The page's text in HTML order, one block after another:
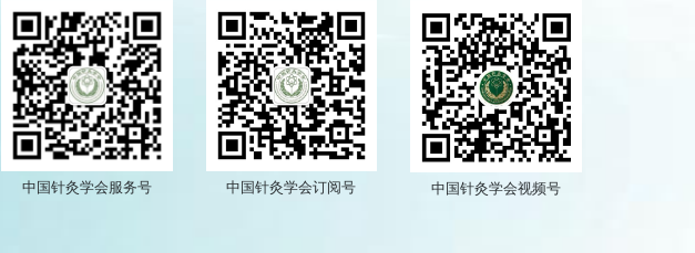
中国针灸学会服务号 中国针灸学会订阅号 中国针灸学会视频号